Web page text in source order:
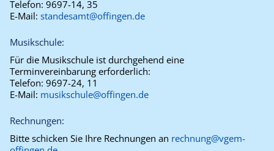
Telefon: 9697-14, 35
E-Mail: standesamt@offingen.de
Musikschule:
Für die Musikschule ist durchgehend eine
Terminvereinbarung erforderlich:
Telefon: 9697-24, 11
E-Mail: musikschule@offingen.de
Rechnungen:
Bitte schicken Sie Ihre Rechnungen an rechnung@vgem-